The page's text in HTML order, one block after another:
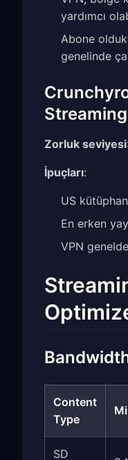
yardımcı
Abone
genelinde
Streaming
Zorluk seviyesi
İpuçları:
US
En erken
VPN
Content
Type
SD